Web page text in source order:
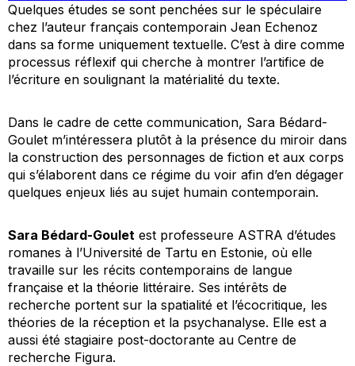
Quelques études se sont penchées sur le spéculaire
chez l’auteur français contemporain Jean Echenoz
dans sa forme uniquement textuelle. C’est à dire comme
processus réflexif qui cherche à montrer l’artifice de
l’écriture en soulignant la matérialité du texte.
Dans le cadre de cette communication, Sara Bédard-
Goulet m’intéressera plutôt à la présence du miroir dans
la construction des personnages de fiction et aux corps
qui s’élaborent dans ce régime du voir afin d’en dégager
quelques enjeux liés au sujet humain contemporain.
Sara Bédard-Goulet est professeure ASTRA d’études
romanes à l’Université de Tartu en Estonie, où elle
travaille sur les récits contemporains de langue
française et la théorie littéraire. Ses intérêts de
recherche portent sur la spatialité et l’écocritique, les
théories de la réception et la psychanalyse. Elle est a
aussi été stagiaire post-doctorante au Centre de
recherche Figura.